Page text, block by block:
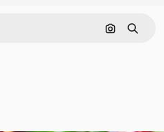
画像で検索
検索